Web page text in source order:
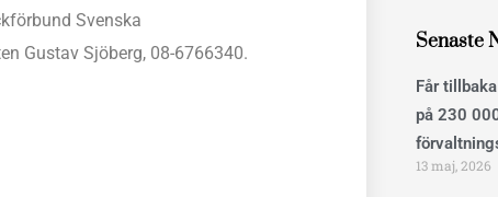
Svenska
Gustav Sjöberg, 08-6766340.
k
n
Senaste
Får
på 230
13 maj, 2026